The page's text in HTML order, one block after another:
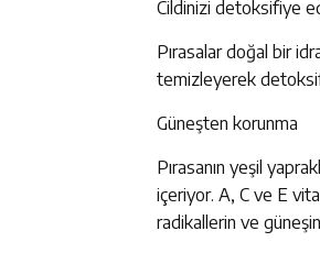
Cildinizi detoksifiye
Pırasalar doğal bir
temizleyerek
Güneşten korunma
Pırasanın yeşil
içeriyor. A, C ve E
radikallerin ve güneşin